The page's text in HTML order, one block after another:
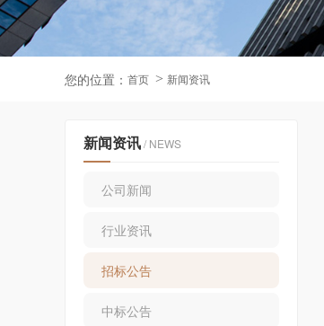
您的位置： 首页 新闻资讯
新闻资讯/ NEWS
公司新闻
行业资讯
招标公告
中标公告